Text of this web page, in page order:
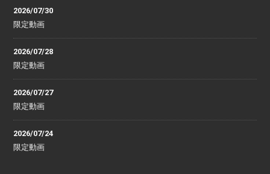
2026/07/30
限定動画
2026/07/28
限定動画
2026/07/27
限定動画
2026/07/24
限定動画